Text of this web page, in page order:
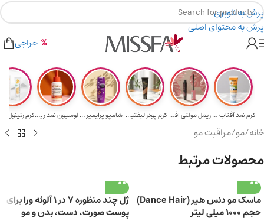
پرش به ناوبری
پرش به محتوای اصلی
۲٪ تخفیف روی سبد خرید برای روش کارت به کارت
هدیه برای خرید های بالای ۵ میلیون تومن
حراجی
کرم ضد آفتاب حا... ریمل مولتی افکت... کرم پودر لیفتین... شامپو پرایمیر پ... لوسیون ضد ریزش ...
خانه/مو/مراقبت مو
محصولات مرتبط
ماسک مو دنس هیر (Dance Hair)
حجم ۱۰۰۰ میلی لیتر
ژل چند منظوره 7 در 1 آلوئه ورا برای
پوست صورت، دست، بدن و مو